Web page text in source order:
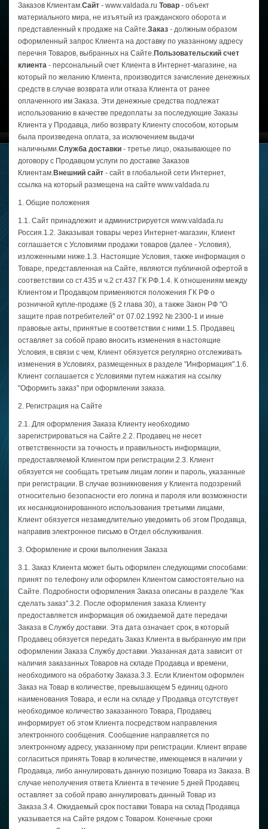
Заказов Клиентам. Сайт - www.valdada.ru Товар - объект
материального мира, не изъятый из гражданского оборота и
представленный к продаже на Сайте. Заказ - должным образом
оформленный запрос Клиента на доставку по указанному адресу
перечня Товаров, выбранных на Сайте. Пользовательский счет
клиента - персональный счет Клиента в Интернет-магазине, на
который по желанию Клиента, производится зачисление денежных
средств в случае возврата или отказа Клиента от ранее
оплаченного им Заказа. Эти денежные средства подлежат
использованию в качестве предоплаты за последующие Заказы
Клиента у Продавца, либо возврату Клиенту способом, которым
была произведена оплата, за исключением выдачи
наличными. Служба доставки - третье лицо, оказывающее по
договору с Продавцом услуги по доставке Заказов
Клиентам. Внешний сайт - сайт в глобальной сети Интернет,
ссылка на который размещена на сайте www.valdada.ru
1. Общие положения
1.1. Сайт принадлежит и администрируется www.valdada.ru
Россия.1.2. Заказывая товары через Интернет-магазин, Клиент
соглашается с Условиями продажи товаров (далее - Условия),
изложенными ниже.1.3. Настоящие Условия, также информация о
Товаре, представленная на Сайте, являются публичной офертой в
соответствии со ст.435 и ч.2 ст.437 ГК РФ.1.4. К отношениям между
Клиентом и Продавцом применяются положения ГК РФ о
розничной купле-продаже (§ 2 глава 30), а также Закон РФ "О
защите прав потребителей" от 07.02.1992 № 2300-1 и иные
правовые акты, принятые в соответствии с ними.1.5. Продавец
оставляет за собой право вносить изменения в настоящие
Условия, в связи с чем, Клиент обязуется регулярно отслеживать
изменения в Условиях, размещенных в разделе "Информация".1.6.
Клиент соглашается с Условиями путем нажатия на ссылку
"Оформить заказ" при оформлении заказа.
2. Регистрация на Сайте
2.1. Для оформления Заказа Клиенту необходимо
зарегистрироваться на Сайте.2.2. Продавец не несет
ответственности за точность и правильность информации,
предоставляемой Клиентом при регистрации.2.3. Клиент
обязуется не сообщать третьим лицам логин и пароль, указанные
при регистрации. В случае возникновения у Клиента подозрений
относительно безопасности его логина и пароля или возможности
их несанкционированного использования третьими лицами,
Клиент обязуется незамедлительно уведомить об этом Продавца,
направив электронное письмо в Отдел обслуживания.
3. Оформление и сроки выполнения Заказа
3.1. Заказ Клиента может быть оформлен следующими способами:
принят по телефону или оформлен Клиентом самостоятельно на
Сайте. Подробности оформления Заказа описаны в разделе "Как
сделать заказ".3.2. После оформления заказа Клиенту
предоставляется информация об ожидаемой дате передачи
Заказа в Службу доставки. Эта дата означает срок, в который
Продавец обязуется передать Заказ Клиента в выбранную им при
оформлении Заказа Службу доставки. Указанная дата зависит от
наличия заказанных Товаров на складе Продавца и времени,
необходимого на обработку Заказа.3.3. Если Клиентом оформлен
Заказ на Товар в количестве, превышающем 5 единиц одного
наименования Товара, и если на складе у Продавца отсутствует
необходимое количество заказанного Товара, Продавец
информирует об этом Клиента посредством направления
электронного сообщения. Сообщение направляется по
электронному адресу, указанному при регистрации. Клиент вправе
согласиться принять Товар в количестве, имеющемся в наличии у
Продавца, либо аннулировать данную позицию Товара из Заказа. В
случае неполучения ответа Клиента в течение 5 дней Продавец
оставляет за собой право аннулировать данный Товар из
Заказа.3.4. Ожидаемый срок поставки Товара на склад Продавца
указывается на Сайте рядом с Товаром. Конечные сроки